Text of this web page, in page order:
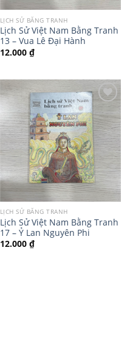
LỊCH SỬ BẰNG TRANH
Lịch Sử Việt Nam Bằng Tranh
13 – Vua Lê Đại Hành
12.000 ₫
LỊCH SỬ BẰNG TRANH
Lịch Sử Việt Nam Bằng Tranh
17 – Ỷ Lan Nguyên Phi
12.000 ₫